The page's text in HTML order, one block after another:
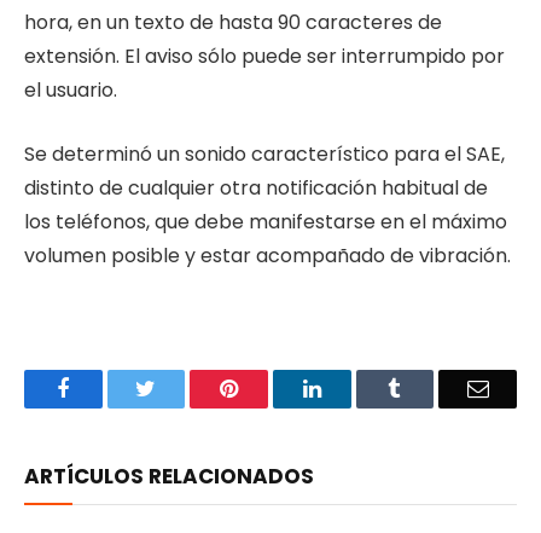
hora, en un texto de hasta 90 caracteres de
extensión. El aviso sólo puede ser interrumpido por
el usuario.
Se determinó un sonido característico para el SAE,
distinto de cualquier otra notificación habitual de
los teléfonos, que debe manifestarse en el máximo
volumen posible y estar acompañado de vibración.
Facebook Pinterest LinkedIn Email
ARTÍCULOS RELACIONADOS